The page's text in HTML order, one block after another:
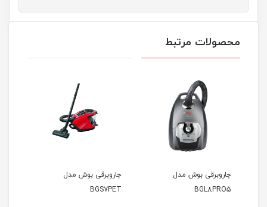
محصولات مرتبط
جاروبرقی بوش مدل
BGL8PRO5
جاروبرقی بوش مدل
BGS7PET